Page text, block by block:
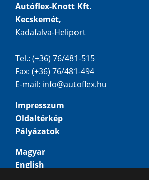
Autóflex-Knott Kft.
Kecskemét,
Kadafalva-Heliport
Tel.: (+36) 76/481-515
Fax: (+36) 76/481-494
E-mail: info@autoflex.hu
Impresszum
Oldaltérkép
Pályázatok
Magyar
English